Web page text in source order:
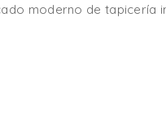
moderno de tapicería